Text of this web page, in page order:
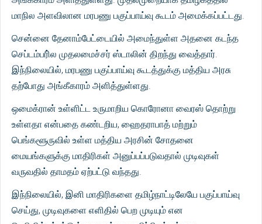
மாநில அளவிலான மரபணு பகுப்பாய்வு கூடம் அமைக்கப்பட்டது.
சென்னை தேனாம்பேட்டையில் அமைந்துள்ள அதனை கடந்த
செப்டம்பரி்ல முதலமைச்சர் ஸ்டாலின் திறந்து வைத்தார்.
இந்நிலையில், மரபணு பகுப்பாய்வு கூடத்துக்கு மத்திய அரசு
தற்போது அங்கீகாரம் அளித்துள்ளது.
ஒமைக்ரான் உள்ளிட்ட உருமாறிய கொரோனா வைரஸ் தொற்று
உள்ளதா என்பதை கண்டறிய, ஹைதராபாத் மற்றும்
பெங்களூருவில் உள்ள மத்திய அரசின் சோதனை
மையங்களுக்கு மாதிரிகள் அனுப்பப்படுவதால் முடிவுகள்
வருவதில் தாமதம் ஏற்பட்டு வந்தது.
இந்நிலையில், இனி மாதிரிகளை தமிழ்நாட்டிலேயே பகுப்பாய்வு
செய்து, முடிவுகளை எளிதில் பெற முடியும் என